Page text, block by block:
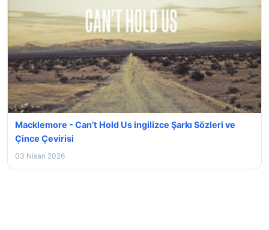
Macklemore - Can’t Hold Us ingilizce Şarkı Sözleri ve
Çince Çevirisi
03 Nisan 2026